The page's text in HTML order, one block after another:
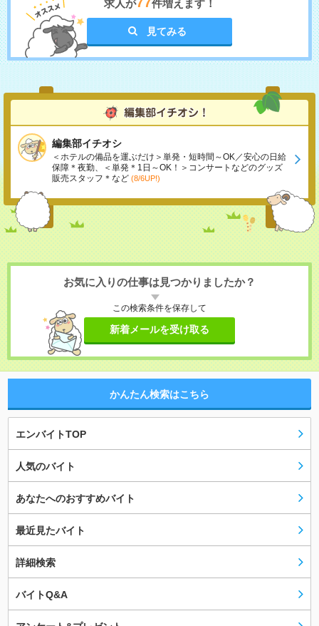
求人が
件増えます！
見てみる
編集部イチオシ
＜ホテルの備品を運ぶだけ＞単発・短時間～OK／安心の日給
保障＊夜勤、＜単発＊1日～OK！＞コンサートなどのグッズ
販売スタッフ＊など (8/6UP!)
お気に入りの仕事は見つかりましたか？
この検索条件を保存して
新着メールを受け取る
かんたん検索はこちら
エンバイトTOP
人気のバイト
あなたへのおすすめバイト
最近見たバイト
詳細検索
バイトQ&A